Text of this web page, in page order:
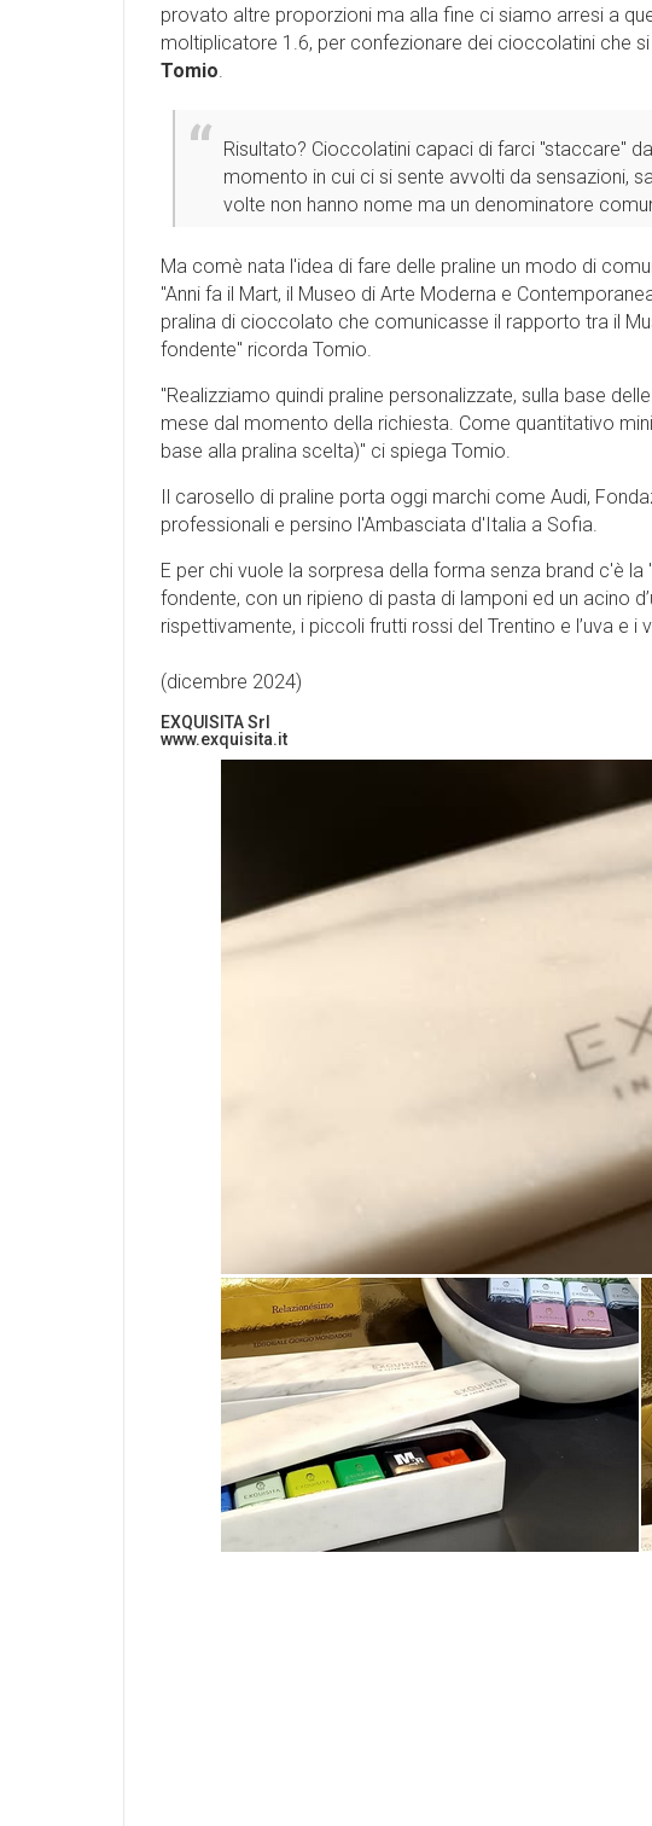
provato altre proporzioni ma alla fine ci siamo arresi a
moltiplicatore 1.6, per confezionare dei cioccolatini che
Tomio.
Risultato? Cioccolatini capaci di farci "staccare"
momento in cui ci si sente avvolti da sensazioni,
volte non hanno nome ma un denominatore
Ma comè nata l'idea di fare delle praline un modo di
''Anni fa il Mart, il Museo di Arte Moderna e
pralina di cioccolato che comunicasse il rapporto tra il
fondente'' ricorda Tomio.
''Realizziamo quindi praline personalizzate, sulla base
mese dal momento della richiesta. Come quantitativo
base alla pralina scelta)'' ci spiega Tomio.
Il carosello di praline porta oggi marchi come Audi,
professionali e persino l'Ambasciata d'Italia a Sofia.
E per chi vuole la sorpresa della forma senza brand c'è
fondente, con un ripieno di pasta di lamponi ed un acino
rispettivamente, i piccoli frutti rossi del Trentino e l’uva e i
(dicembre 2024)
EXQUISITA Srl
www.exquisita.it